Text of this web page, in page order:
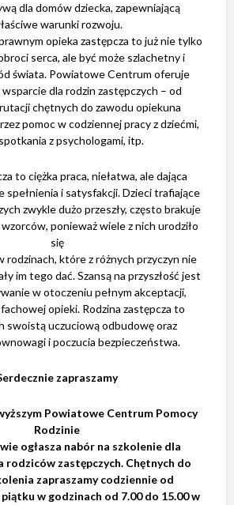
dla domów dziecka, zapewniającą
warunki rozwoju.
opieka zastępcza to już nie tylko
serca, ale być może szlachetny i
świata. Powiatowe Centrum oferuje
dla rodzin zastępczych – od
chętnych do zawodu opiekuna
pomoc w codziennej pracy z dziećmi,
z psychologami, itp.
to ciężka praca, niełatwa, ale dająca
spełnienia i satysfakcji. Dzieci trafiające
zwykle dużo przeszły, często brakuje
ponieważ wiele z nich urodziło
się
rodzinach, które z różnych przyczyn nie
im tego dać. Szansą na przyszłość jest
w otoczeniu pełnym akceptacji,
opieki. Rodzina zastępcza to
swoistą uczuciową odbudowę oraz
i poczucia bezpieczeństwa.
zapraszamy
Powiatowe Centrum Pomocy
Rodzinie
ogłasza nabór na szkolenie dla
rodziców zastępczych. Chętnych do
zapraszamy codziennie od
w godzinach od 7.00 do 15.00 w